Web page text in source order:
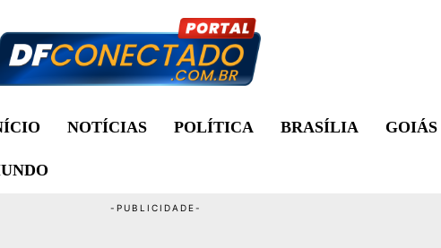
NOTÍCIAS POLÍTICA BRASÍLIA GOIÁS